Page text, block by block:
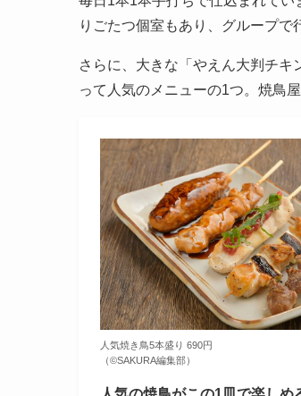
りごたつ個室もあり、グループで
さらに、大きな「やえん大判チ
って人気のメニューの1つ。焼鳥
人気焼き鳥5本盛り 690円
（©️SAKURA編集部）